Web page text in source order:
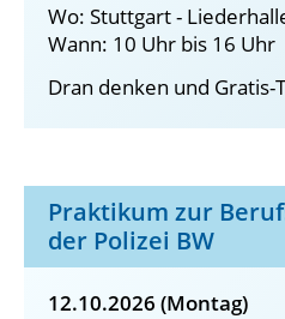
Wo: Stuttgart -
Wann: 10 Uhr bis 16 Uhr
Dran denken und Gratis-
Praktikum zur
der Polizei BW
12.10.2026 (Montag)